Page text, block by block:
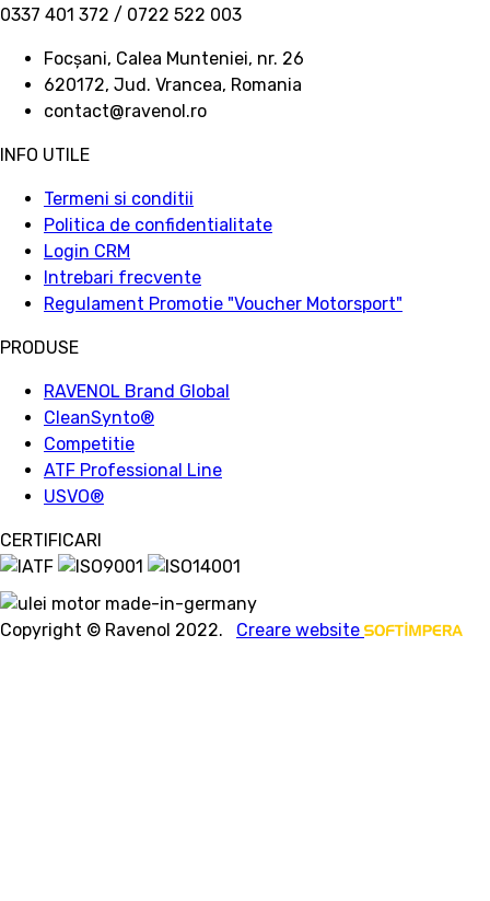
0337 401 372 / 0722 522 003
Focșani, Calea Munteniei, nr. 26
620172, Jud. Vrancea, Romania
contact@ravenol.ro
INFO UTILE
Termeni si conditii
Politica de confidentialitate
Login CRM
Intrebari frecvente
Regulament Promotie "Voucher Motorsport"
PRODUSE
RAVENOL Brand Global
CleanSynto®
Competitie
ATF Professional Line
USVO®
CERTIFICARI
Copyright © Ravenol 2022. Creare website